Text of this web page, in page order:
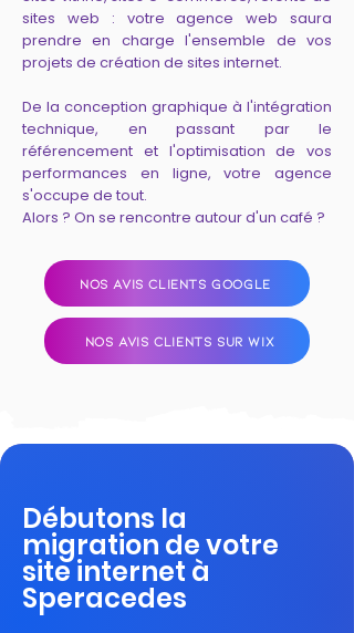
sites web : votre agence web saura
prendre en charge l'ensemble de vos
projets de création de sites internet.
De la conception graphique à l'intégration
technique, en passant par le
référencement et l'optimisation de vos
performances en ligne, votre agence
s'occupe de tout.
Alors ? On se rencontre autour d'un café ?
NOS AVIS CLIENTS GOOGLE
NOS AVIS CLIENTS SUR WIX
Débutons la
migration de votre
site internet à
Speracedes